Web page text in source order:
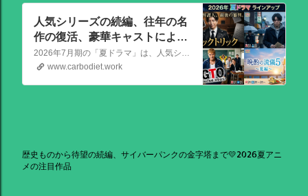
人気シリーズの続編、往年の名
作の復活、豪華キャストによる
骨太な新作が熱い！📺2026年7
月期（夏ドラマ）
2026年7月期の「夏ドラマ」は、人気シリーズの続編から、往年の名作の復活、豪華キャストによる骨太な新作まで、かなり熱いラインアップが出そろっています！
www.carbodiet.work
歴史ものから待望の続編、サイバーパンクの金字塔まで💛2026夏アニ
メの注目作品